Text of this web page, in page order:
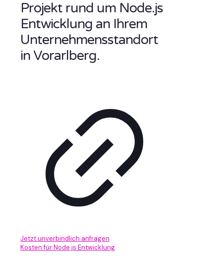
Projekt rund um Node.js
Entwicklung an Ihrem
Unternehmensstandort
in Vorarlberg.
Jetzt unverbindlich anfragen
Kosten für Node.js Entwicklung